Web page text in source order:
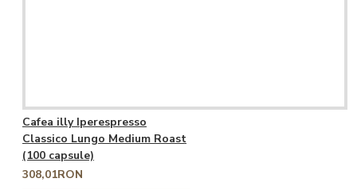
Cafea illy Iperespresso
Classico Lungo Medium Roast
(100 capsule)
308,01RON